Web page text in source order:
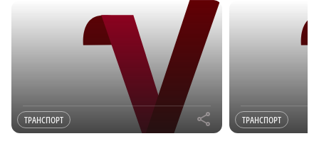
ТРАНСПОРТ r ТРАНСПОРТ